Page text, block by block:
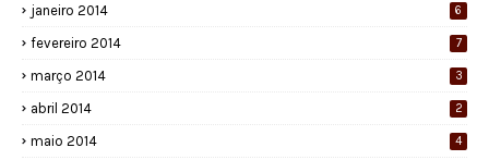
janeiro 2014 6
fevereiro 2014 7
março 2014 3
abril 2014 2
maio 2014 4